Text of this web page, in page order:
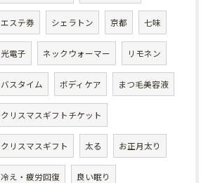
エステ券 シェラトン 京都 七味
光電子 ネックウォーマー リモネン
バスタイム ボディケア まつ毛美容液
クリスマスギフトチケット
クリスマスギフト 太る お正月太り
冷え・疲労回復 良い眠り